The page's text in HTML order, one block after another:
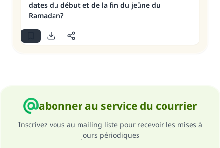
dates du début et de la fin du jeûne du
Ramadan?
abonner au service du courrier
Inscrivez vous au mailing liste pour recevoir les mises à
jours périodiques